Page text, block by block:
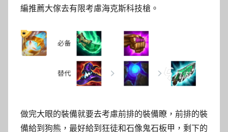
編推薦大傢去有限考慮海克斯科技槍。
做完大眼的裝備就要去考慮前排的裝備瞭，前排的裝
備給到狗熊，最好給到狂徒和石像鬼石板甲，剩下的